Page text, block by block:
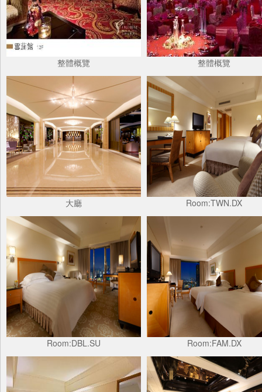
整體概覽 整體概覽
大廳 Room:TWN.DX
Room:DBL.SU Room:FAM.DX